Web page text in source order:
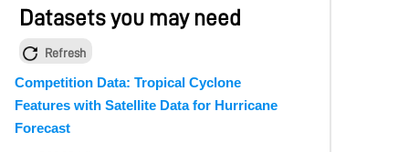
Datasets you may need
Refresh
Competition Data: Tropical Cyclone
Features with Satellite Data for Hurricane
Forecast